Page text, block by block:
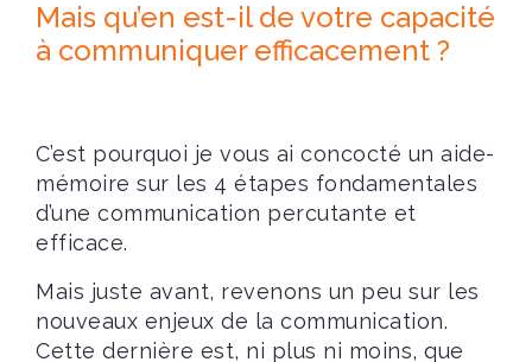
Mais qu’en est-il de votre capacité
à communiquer efficacement ?
C’est pourquoi je vous ai concocté un aide-
mémoire sur les 4 étapes fondamentales
d’une communication percutante et
efficace.
Mais juste avant, revenons un peu sur les
nouveaux enjeux de la communication.
Cette dernière est, ni plus ni moins, que